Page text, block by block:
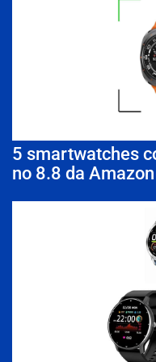
5 smartwatches
no 8.8 da Amazon